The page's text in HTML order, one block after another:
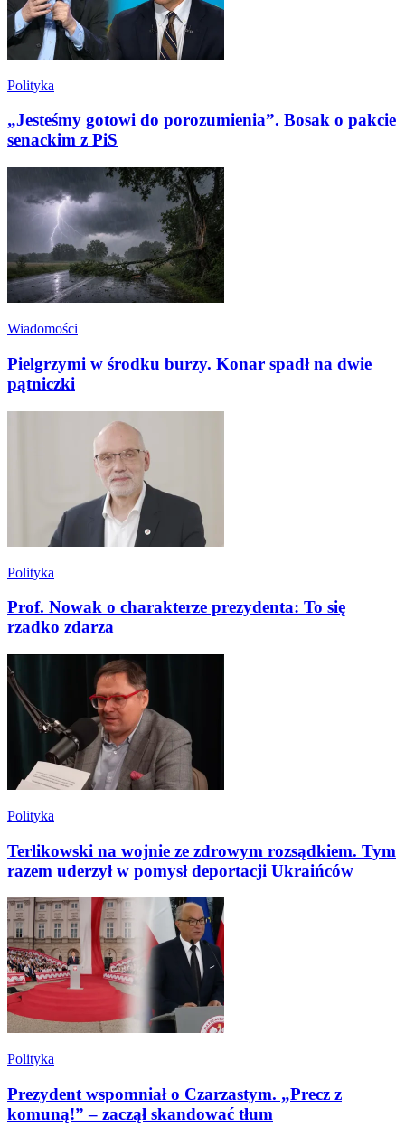
Polityka
„Jesteśmy gotowi do porozumienia”. Bosak o pakcie
senackim z PiS
Wiadomości
Pielgrzymi w środku burzy. Konar spadł na dwie
pątniczki
Polityka
Prof. Nowak o charakterze prezydenta: To się
rzadko zdarza
Polityka
Terlikowski na wojnie ze zdrowym rozsądkiem. Tym
razem uderzył w pomysł deportacji Ukraińców
Polityka
Prezydent wspomniał o Czarzastym. „Precz z
komuną!” – zaczął skandować tłum